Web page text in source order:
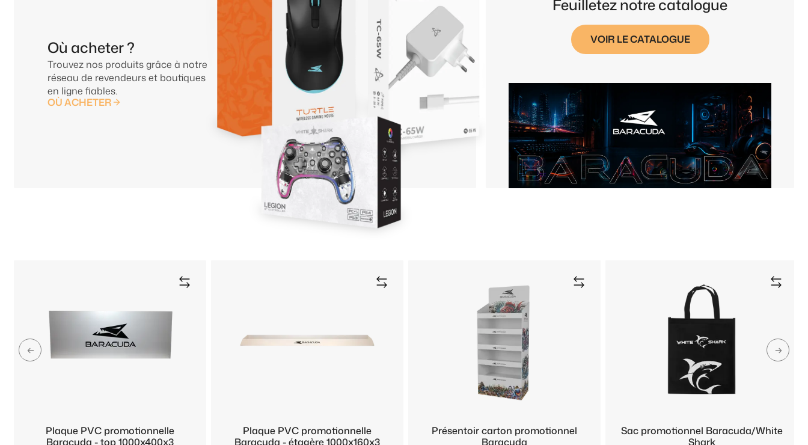
Trouvez nos produits grâce à notre
réseau de revendeurs et boutiques
en ligne fiables.
Où acheter ?
OÙ ACHETER
Feuilletez notre catalogue
VOIR LE CATALOGUE
Plaque PVC promotionnelle
Baracuda - top 1000x400x3
Plaque PVC promotionnelle
Baracuda - étagère 1000x160x3
Présentoir carton promotionnel
Baracuda
Sac promotionnel Baracuda/White
Shark